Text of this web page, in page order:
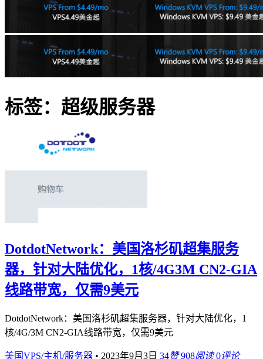
标签：超级服务器
DotdotNetwork：美国洛杉矶超集服务
器，针对大陆优化，1核/4G3M CN2-GIA
线路带宽，仅需9美元
DotdotNetwork：美国洛杉矶超集服务器，针对大陆优化，1
核/4G/3M CN2-GIA线路带宽，仅需9美元
美国VPS/主机/服务器 • 2023年9月3日 34赞 908阅读 0评论